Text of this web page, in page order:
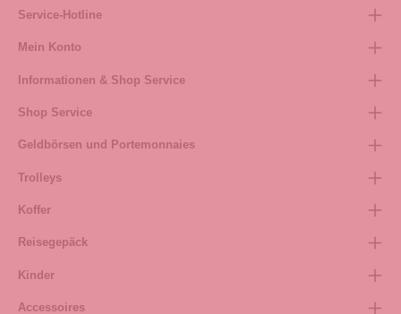
Service-Hotline
Mein Konto
Informationen & Shop Service
Shop Service
Geldbörsen und Portemonnaies
Trolleys
Koffer
Reisegepäck
Kinder
Accessoires